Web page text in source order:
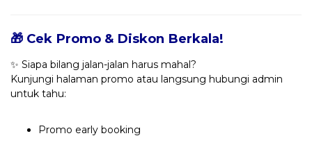
🎁 Cek Promo & Diskon Berkala!
✨ Siapa bilang jalan-jalan harus mahal?
Kunjungi halaman promo atau langsung hubungi admin
untuk tahu:
Promo early booking